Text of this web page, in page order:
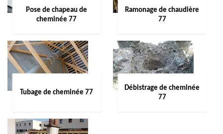
Pose de chapeau de
cheminée 77
Ramonage de chaudière
77
Tubage de cheminée 77
Débistrage de cheminée
77